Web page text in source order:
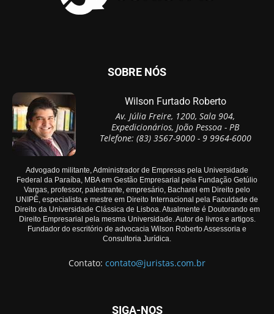
SOBRE NÓS
Wilson Furtado Roberto
Av. Júlia Freire, 1200, Sala 904,
Expedicionários, João Pessoa - PB
Telefone: (83) 3567-9000 - 9 9964-6000
Advogado militante, Administrador de Empresas pela Universidade
Federal da Paraíba, MBA em Gestão Empresarial pela Fundação Getúlio
Vargas, professor, palestrante, empresário, Bacharel em Direito pelo
UNIPÊ, especialista e mestre em Direito Internacional pela Faculdade de
Direito da Universidade Clássica de Lisboa. Atualmente é Doutorando em
Direito Empresarial pela mesma Universidade. Autor de livros e artigos.
Fundador do escritório de advocacia Wilson Roberto Assessoria e
Consultoria Jurídica.
Contato: contato@juristas.com.br
SIGA-NOS